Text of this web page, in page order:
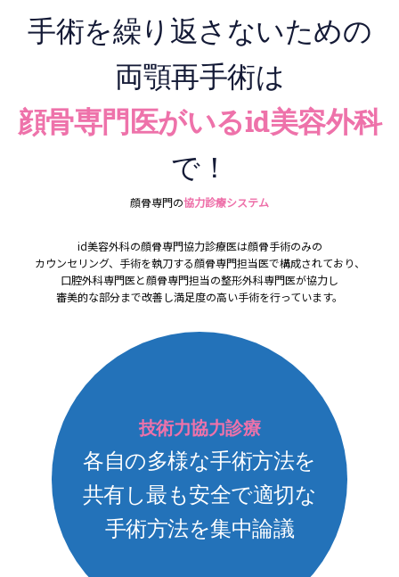
手術を繰り返さないための
両顎再手術は
顔骨専門医がいるid美容外科
で！
顔骨専門の協力診療システム
id美容外科の顔骨専門協力診療医は顔骨手術のみの
カウンセリング、手術を執刀する顔骨専門担当医で構成されており、
口腔外科専門医と顔骨専門担当の整形外科専門医が協力し
審美的な部分まで改善し満足度の高い手術を行っています。
技術力協力診療
各自の多様な手術方法を
共有し最も安全で適切な
手術方法を集中論議